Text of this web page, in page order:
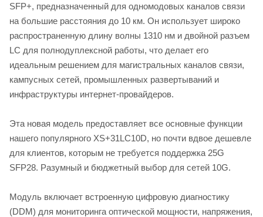
SFP+, предназначенный для одномодовых каналов связи
на большие расстояния до 10 км. Он использует широко
распространенную длину волны 1310 нм и двойной разъем
LC для полнодуплексной работы, что делает его
идеальным решением для магистральных каналов связи,
кампусных сетей, промышленных развертываний и
инфраструктуры интернет-провайдеров.
Эта новая модель предоставляет все основные функции
нашего популярного XS+31LC10D, но почти вдвое дешевле
для клиентов, которым не требуется поддержка 25G
SFP28. Разумный и бюджетный выбор для сетей 10G.
Модуль включает встроенную цифровую диагностику
(DDM) для мониторинга оптической мощности, напряжения,